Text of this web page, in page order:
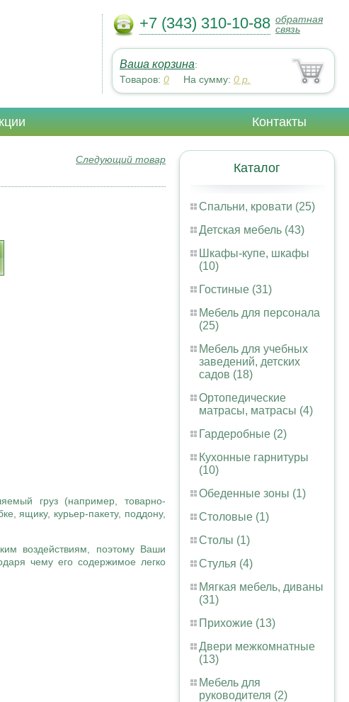
+7 (343) 310-10-88 обратная
связь
Ваша корзина:
Товаров: 0 На сумму: 0 р.
Контакты
Каталог
Спальни, кровати (25)
Детская мебель (43)
Шкафы-купе, шкафы
(10)
Гостиные (31)
Мебель для персонала
(25)
Мебель для учебных
заведений, детских
садов (18)
Ортопедические
матрасы, матрасы (4)
Гардеробные (2)
Кухонные гарнитуры
(10)
Обеденные зоны (1)
Столовые (1)
Столы (1)
Стулья (4)
Мягкая мебель, диваны
(31)
Прихожие (13)
Двери межкомнатные
(13)
Мебель для
руководителя (2)
Следующий товар
груз (например, товарно-
ящику, курьер-пакету, поддону,
воздействиям, поэтому Ваши
чему его содержимое легко